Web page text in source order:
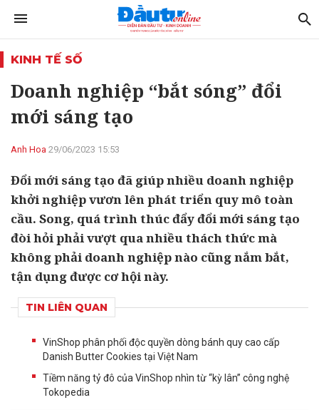
KINH TẾ SỐ
Doanh nghiệp “bắt sóng” đổi
mới sáng tạo
Anh Hoa 29/06/2023 15:53
Đổi mới sáng tạo đã giúp nhiều doanh nghiệp
khởi nghiệp vươn lên phát triển quy mô toàn
cầu. Song, quá trình thúc đẩy đổi mới sáng tạo
đòi hỏi phải vượt qua nhiều thách thức mà
không phải doanh nghiệp nào cũng nắm bắt,
tận dụng được cơ hội này.
TIN LIÊN QUAN
VinShop phân phối độc quyền dòng bánh quy cao cấp
Danish Butter Cookies tại Việt Nam
Tiềm năng tỷ đô của VinShop nhìn từ “kỳ lân” công nghệ
Tokopedia